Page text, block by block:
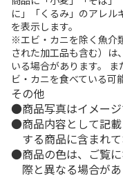
に」「くるみ」のアレル
を表示します。
※エビ・カニを除く魚介
された加工品も含む）は
いる場合があります。
ビ・カニを食べている可
その他
商品写真はイメージ
商品内容として記
する商品に含まれて
商品の色は、ご覧
際と異なる場合があ